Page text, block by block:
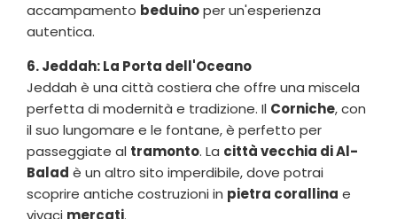
accampamento beduinoper un'esperienza
autentica.
6. Jeddah: La Porta dell'Oceano
Jeddah è una città costiera che offre una miscela
perfetta di modernità e tradizione. Il Corniche, con
il suo lungomare e le fontane, è perfetto per
passeggiate al tramonto. La città vecchia di Al-
Balad è un altro sito imperdibile, dove potrai
scoprire antiche costruzioni in pietra corallina e
vivaci mercati.